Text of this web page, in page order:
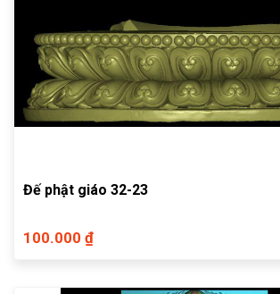
Đế phật giáo 32-23
100.000 ₫